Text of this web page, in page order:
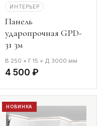
ИНТЕРЬЕР
Панель
ударопрочная GPD-
31 3м
В 250 × Г 15 × Д 3000 мм
4 500 ₽
НОВИНКА